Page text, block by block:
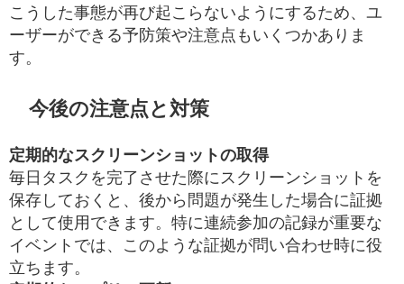
こうした事態が再び起こらないようにするため、ユ
ーザーができる予防策や注意点もいくつかありま
す。
今後の注意点と対策
定期的なスクリーンショットの取得
毎日タスクを完了させた際にスクリーンショットを
保存しておくと、後から問題が発生した場合に証拠
として使用できます。特に連続参加の記録が重要な
イベントでは、このような証拠が問い合わせ時に役
立ちます。